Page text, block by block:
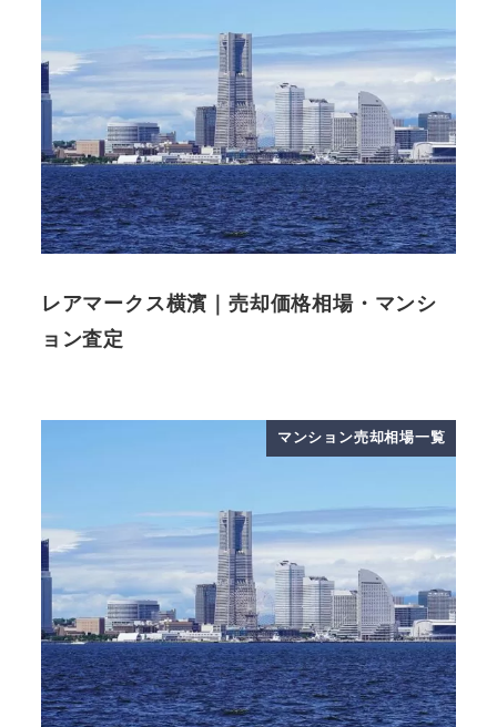
レアマークス横濱｜売却価格相場・マンシ
ョン査定
マンション売却相場一覧